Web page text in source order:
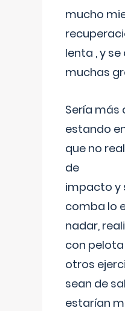
mucho
lenta , y
muchas
Sería más
estando
que no
de
impacto y
comba lo
nadar,
con pelota
otros
sean de
estarían